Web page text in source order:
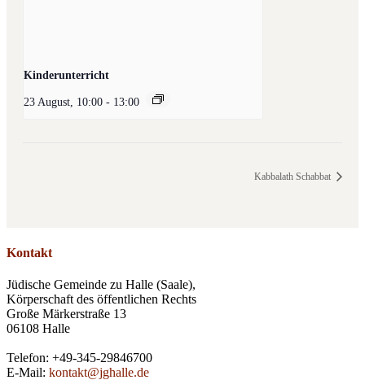
Kinderunterricht
23 August, 10:00 - 13:00
Kabbalath Schabbat
Kontakt
Jüdische Gemeinde zu Halle (Saale),
Körperschaft des öffentlichen Rechts
Große Märkerstraße 13
06108 Halle
Telefon: +49-345-29846700
E-Mail: kontakt@jghalle.de